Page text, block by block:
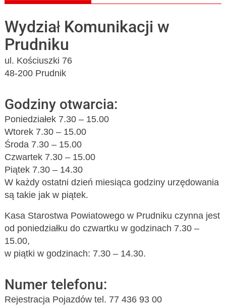
Wydział Komunikacji w
Prudniku
ul. Kościuszki 76
48-200 Prudnik
Godziny otwarcia:
Poniedziałek 7.30 – 15.00
Wtorek 7.30 – 15.00
Środa 7.30 – 15.00
Czwartek 7.30 – 15.00
Piątek 7.30 – 14.30
W każdy ostatni dzień miesiąca godziny urzędowania
są takie jak w piątek.
Kasa Starostwa Powiatowego w Prudniku czynna jest
od poniedziałku do czwartku w godzinach 7.30 –
15.00,
w piątki w godzinach: 7.30 – 14.30.
Numer telefonu:
Rejestracja Pojazdów tel. 77 436 93 00